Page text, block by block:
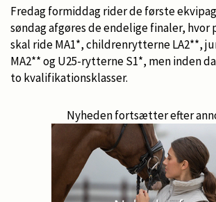
Fredag formiddag rider de første
søndag afgøres de endelige finaler,
skal ride MA1*, childrenrytterne LA2**,
MA2** og U25-rytterne S1*, men inden
to kvalifikationsklasser.
Nyheden fortsætter efter